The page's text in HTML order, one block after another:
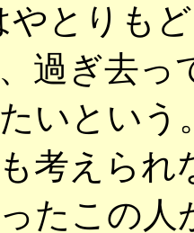
やとりも
過ぎ去っ
いとい
考えら
たこの